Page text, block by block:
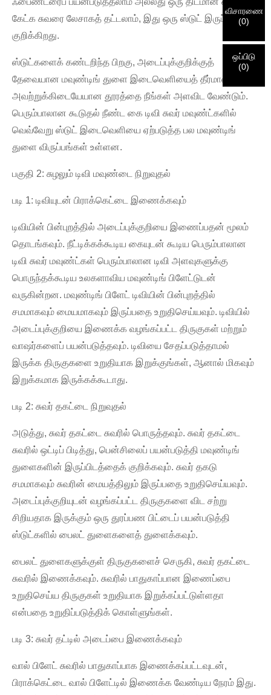
கேட்க சுவரை லேசாகத் தட்டலாம், இது ஒரு ஸ்டுட் இருப்பதைக்
குறிக்கிறது.
ஸ்டுட்களைக் கண்டறிந்த பிறகு, அடைப்புக்குறிக்குத்
தேவையான மவுண்டிங் துளை இடைவெளியைத் தீர்மானிக்க
அவற்றுக்கிடையேயான தூரத்தை நீங்கள் அளவிட வேண்டும்.
பெரும்பாலான கூடுதல் நீண்ட கை டிவி சுவர் மவுண்ட்களில்
வெவ்வேறு ஸ்டுட் இடைவெளியை ஏற்படுத்த பல மவுண்டிங்
துளை விருப்பங்கள் உள்ளன.
பகுதி 2: சுழலும் டிவி மவுண்டை நிறுவுதல்
படி 1: டிவியுடன் பிராக்கெட்டை இணைக்கவும்
டிவியின் பின்புறத்தில் அடைப்புக்குறியை இணைப்பதன் மூலம்
தொடங்கவும். நீட்டிக்கக்கூடிய கையுடன் கூடிய பெரும்பாலான
டிவி சுவர் மவுண்ட்கள் பெரும்பாலான டிவி அளவுகளுக்கு
பொருந்தக்கூடிய உலகளாவிய மவுண்டிங் பிளேட்டுடன்
வருகின்றன. மவுண்டிங் பிளேட் டிவியின் பின்புறத்தில்
சமமாகவும் மையமாகவும் இருப்பதை உறுதிசெய்யவும். டிவியில்
அடைப்புக்குறியை இணைக்க வழங்கப்பட்ட திருகுகள் மற்றும்
வாஷர்களைப் பயன்படுத்தவும். டிவியை சேதப்படுத்தாமல்
இருக்க திருகுகளை உறுதியாக இறுக்குங்கள், ஆனால் மிகவும்
இறுக்கமாக இருக்கக்கூடாது.
படி 2: சுவர் தகட்டை நிறுவுதல்
அடுத்து, சுவர் தகட்டை சுவரில் பொருத்தவும். சுவர் தகட்டை
சுவரில் ஒட்டிப் பிடித்து, பென்சிலைப் பயன்படுத்தி மவுண்டிங்
துளைகளின் இருப்பிடத்தைக் குறிக்கவும். சுவர் தகடு
சமமாகவும் சுவரின் மையத்திலும் இருப்பதை உறுதிசெய்யவும்.
அடைப்புக்குறியுடன் வழங்கப்பட்ட திருகுகளை விட சற்று
சிறியதாக இருக்கும் ஒரு துரப்பண பிட்டைப் பயன்படுத்தி
ஸ்டுட்களில் பைலட் துளைகளைத் துளைக்கவும்.
பைலட் துளைகளுக்குள் திருகுகளைச் செருகி, சுவர் தகட்டை
சுவரில் இணைக்கவும். சுவரில் பாதுகாப்பான இணைப்பை
உறுதிசெய்ய திருகுகள் உறுதியாக இறுக்கப்பட்டுள்ளதா
என்பதை உறுதிப்படுத்திக் கொள்ளுங்கள்.
படி 3: சுவர் தட்டில் அடைப்பை இணைக்கவும்
வால் பிளேட் சுவரில் பாதுகாப்பாக இணைக்கப்பட்டவுடன்,
பிராக்கெட்டை வால் பிளேட்டில் இணைக்க வேண்டிய நேரம் இது.
நான்
புதிய பார்வையாளர்
சமர்ப்பிக்கவும்
சமர்ப்பிக்கும் முன் தயவுசெய்து
தகவல்
என்பது சரி.தவறான தகவல்கள் அனுப்பப்படும் பொருட்களில்
தோல்விக்கு வழிவகுக்கும்.
திரும்பிச் செல் சமர்ப்பிக்கவும்
சமர்ப்பித்தது
அங்கீகாரம் மற்றும் அங்கீகாரத்திற்கான தகவல். ஒருமுறை
அடையாளம் சரிபார்க்கப்பட்டதும், உங்களுக்கு ஒரு மின்னஞ்சல்
விசாரணை
(0)
ஒப்பிடு
(0)